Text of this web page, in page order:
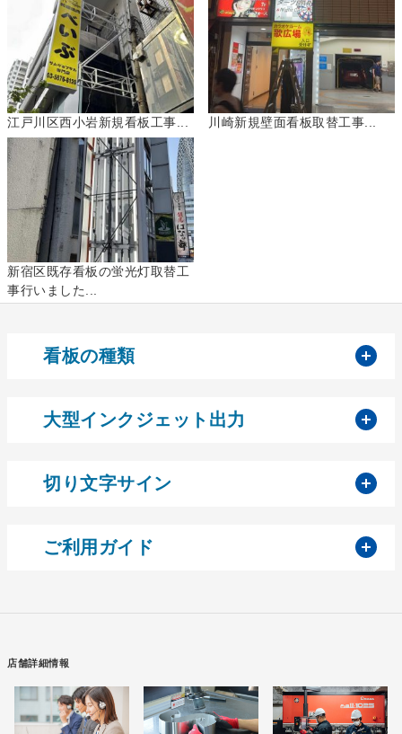
江戸川区西小岩新規看板工事... 川崎新規壁面看板取替工事...
新宿区既存看板の蛍光灯取替工
事行いました...
看板の種類
大型インクジェット出力
切り文字サイン
ご利用ガイド
店舗詳細情報